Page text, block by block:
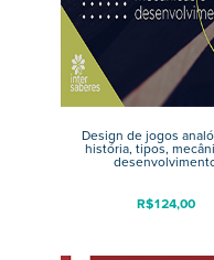
Design de jogos
história, tipos,
R$124,00